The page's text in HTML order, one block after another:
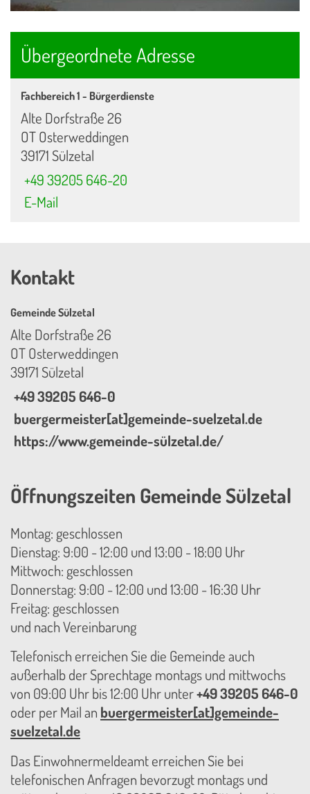
Übergeordnete Adresse
Fachbereich 1 - Bürgerdienste
Alte Dorfstraße 26
OT Osterweddingen
39171 Sülzetal
+49 39205 646-20
E-Mail
Kontakt
Gemeinde Sülzetal
Alte Dorfstraße 26
OT Osterweddingen
39171 Sülzetal
+49 39205 646-0
buergermeister[at]gemeinde-suelzetal.de
https://www.gemeinde-sülzetal.de/
Öffnungszeiten Gemeinde Sülzetal
Montag: geschlossen
Dienstag: 9:00 - 12:00 und 13:00 - 18:00 Uhr
Mittwoch: geschlossen
Donnerstag: 9:00 - 12:00 und 13:00 - 16:30 Uhr
Freitag: geschlossen
und nach Vereinbarung
Telefonisch erreichen Sie die Gemeinde auch
außerhalb der Sprechtage montags und mittwochs
von 09:00 Uhr bis 12:00 Uhr unter+49 39205 646-0
oder per Mail an buergermeister[at]gemeinde-
suelzetal.de
Das Einwohnermeldeamt erreichen Sie bei
telefonischen Anfragen bevorzugt montags und